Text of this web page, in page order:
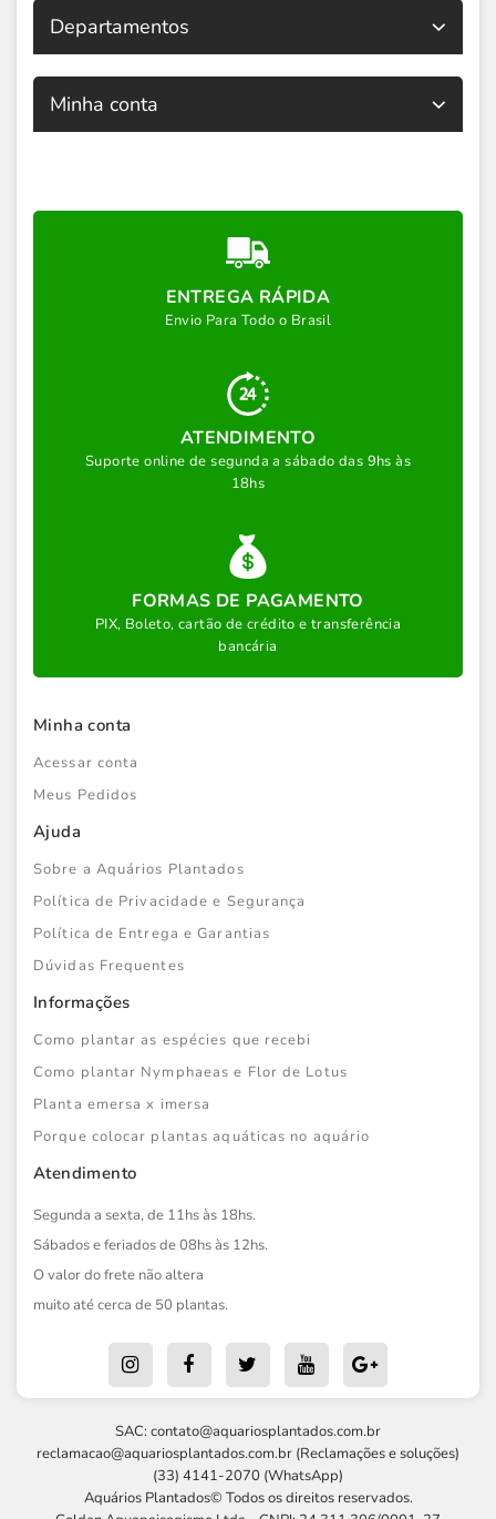
Departamentos
Minha conta
ENTREGA RÁPIDA
Envio Para Todo o Brasil
ATENDIMENTO
Suporte online de segunda a sábado das 9hs às
18hs
FORMAS DE PAGAMENTO
PIX, Boleto, cartão de crédito e transferência
bancária
Minha conta
Acessar conta
Meus Pedidos
Ajuda
Sobre a Aquários Plantados
Política de Privacidade e Segurança
Política de Entrega e Garantias
Dúvidas Frequentes
Informações
Como plantar as espécies que recebi
Como plantar Nymphaeas e Flor de Lotus
Planta emersa x imersa
Porque colocar plantas aquáticas no aquário
Atendimento
Segunda a sexta, de 11hs às 18hs.
Sábados e feriados de 08hs às 12hs.
O valor do frete não altera
muito até cerca de 50 plantas.
SAC: contato@aquariosplantados.com.br
reclamacao@aquariosplantados.com.br (Reclamações e soluções)
(33) 4141-2070 (WhatsApp)
Aquários Plantados© Todos os direitos reservados.